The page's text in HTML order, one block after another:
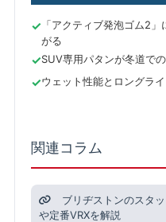
「アクティブ発泡ゴム2」
がる
SUV専用パタンが冬道で
ウェット性能とロングラ
関連コラム
ブリヂストンのスタ
や定番VRXを解説